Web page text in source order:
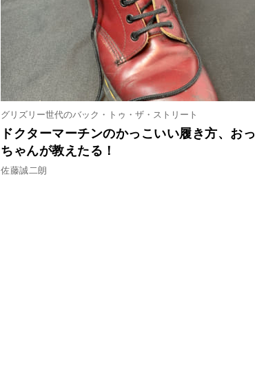
グリズリー世代のバック・トゥ・ザ・ストリート
ドクターマーチンのかっこいい履き方、おっ
ちゃんが教えたる！
佐藤誠二朗